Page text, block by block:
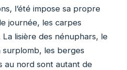
l’été impose sa propre
journée, les carpes
La lisière des nénuphars, le
les berges
au nord sont autant de